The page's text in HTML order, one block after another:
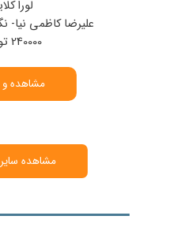
لورا
علیرضا کاظمی نیا-
240000 تومان
مشاهده
مشاهده